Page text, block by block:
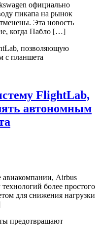
официально
пикапа на рынок
Эта новость
когда Пабло […]
FlightLab,
автономным
авиакомпании, Airbus
более простого
для снижения нагрузки